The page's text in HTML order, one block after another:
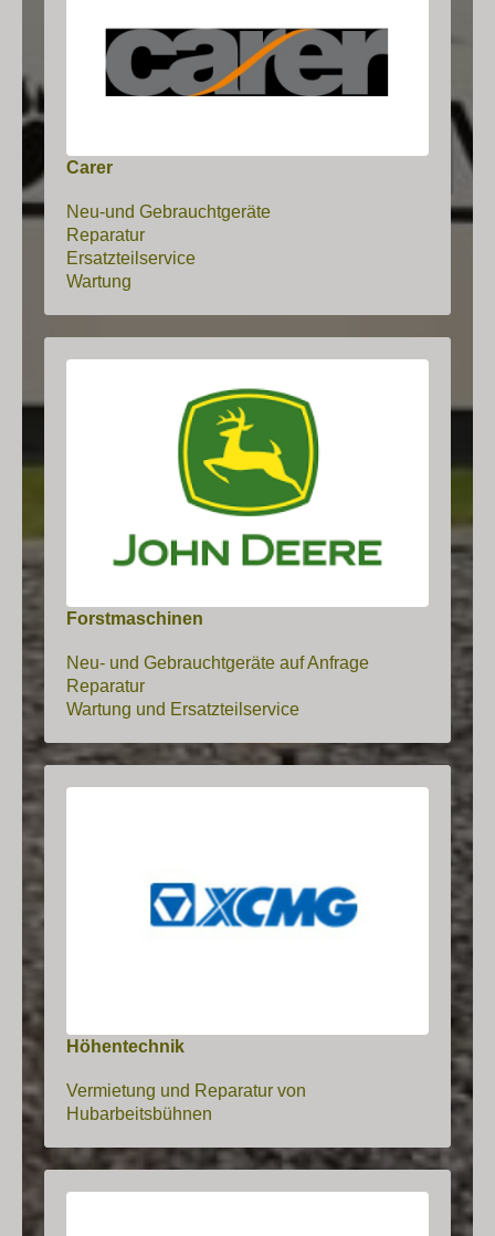
Carer
Neu-und Gebrauchtgeräte
Reparatur
Ersatzteilservice
Wartung
Forstmaschinen
Neu- und Gebrauchtgeräte auf Anfrage
Reparatur
Wartung und Ersatzteilservice
Höhentechnik
Vermietung und Reparatur von
Hubarbeitsbühnen